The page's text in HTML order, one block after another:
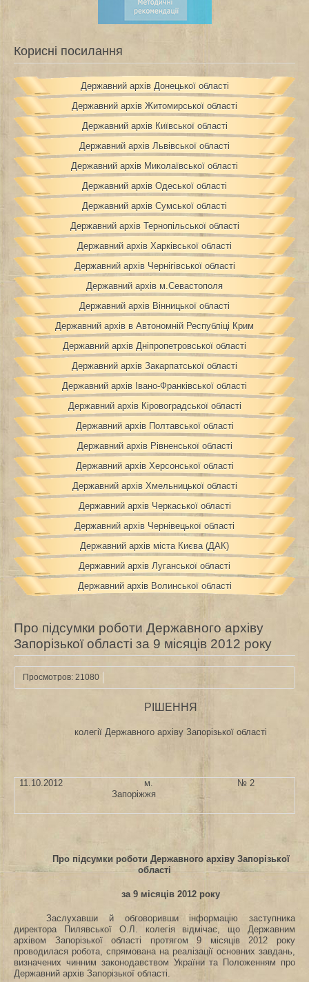
Корисні посилання
Державний архів Донецької області
Державний архів Житомирської області
Державний архів Київської області
Державний архів Львівської області
Державний архів Миколаївської області
Державний архів Одеської області
Державний архів Сумської області
Державний архів Тернопільської області
Державний архів Харківської області
Державний архів Чернігівської області
Державний архів м.Севастополя
Державний архів Вінницької області
Державний архів в Автономній Республіці Крим
Державний архів Дніпропетровської області
Державний архів Закарпатської області
Державний архів Івано-Франківської області
Державний архів Кіровоградської області
Державний архів Полтавської області
Державний архів Рівненської області
Державний архів Херсонської області
Державний архів Хмельницької області
Державний архів Черкаської області
Державний архів Чернівецької області
Державний архів міста Києва (ДАК)
Державний архів Луганської області
Державний архів Волинської області
Про підсумки роботи Державного архіву
Запорізької області за 9 місяців 2012 року
Просмотров: 21080
РІШЕННЯ
колегії Державного архіву Запорізької області
11.10.2012
м.
Запоріжжя
№ 2
П ро підсумки роботи Державного архіву Запорізької
області
за 9 місяців 2012 року
Заслухавши й обговоривши інформацію заступника
директора Пилявської О.Л. колегія відмічає, що Державним
архівом Запорізької області протягом 9 місяців 2012 року
проводилася робота, спрямована на реалізації основних завдань,
визначених чинним законодавством України та Положенням про
Державний архів Запорізької області.